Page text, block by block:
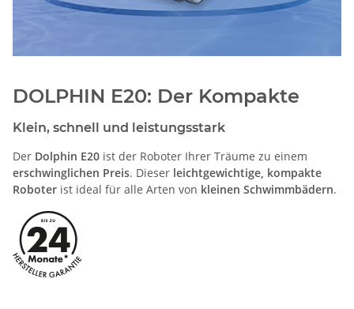
DOLPHIN E20: Der Kompakte
Klein, schnell und leistungsstark
Der Dolphin E20 ist der Roboter Ihrer Träume zu einem
erschwinglichen Preis. Dieser leichtgewichtige, kompakte
Roboter ist ideal für alle Arten von kleinen Schwimmbädern.